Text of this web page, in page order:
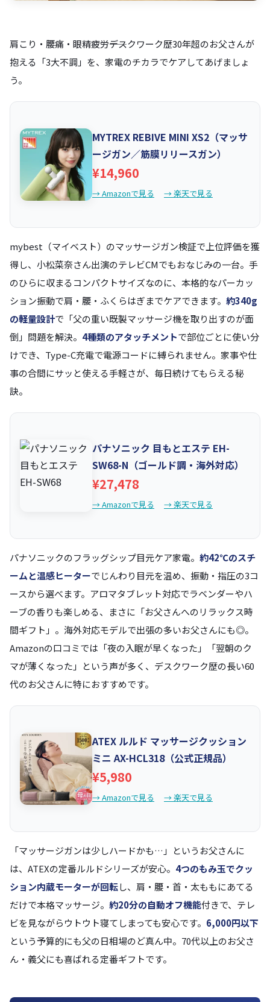
肩こり・腰痛・眼精疲労――デスクワーク歴30年超のお父さんが
抱える「3大不調」を、家電のチカラでケアしてあげましょ
う。
MYTREX REBIVE MINI XS2（マッサ
ージガン／筋膜リリースガン）
¥14,960
→ Amazonで見る → 楽天で見る
mybest（マイベスト）のマッサージガン検証で上位評価を獲
得し、小松菜奈さん出演のテレビCMでもおなじみの一台。手
のひらに収まるコンパクトサイズなのに、本格的なパーカッ
ション振動で肩・腰・ふくらはぎまでケアできます。 約340g
の軽量設計で「父の重い既製マッサージ機を取り出すのが面
倒」問題を解決。 4種類のアタッチメントで部位ごとに使い分
けでき、Type-C充電で電源コードに縛られません。家事や仕
事の合間にサッと使える手軽さが、毎日続けてもらえる秘
訣。
パナソニック 目もとエステ EH-
SW68-N（ゴールド調・海外対応）
¥27,478
→ Amazonで見る → 楽天で見る
パナソニックのフラッグシップ目元ケア家電。 約42℃のスチ
ームと温感ヒーターでじんわり目元を温め、振動・指圧の3コ
ースから選べます。アロマタブレット対応でラベンダーやハ
ーブの香りも楽しめる、まさに「お父さんへのリラックス時
間ギフト」。海外対応モデルで出張の多いお父さんにも◎。
Amazonの口コミでは「夜の入眠が早くなった」「翌朝のク
マが薄くなった」という声が多く、デスクワーク歴の長い60
代のお父さんに特におすすめです。
ATEX ルルド マッサージクッション
ミニ AX-HCL318（公式正規品）
¥5,980
→ Amazonで見る → 楽天で見る
「マッサージガンは少しハードかも…」というお父さんに
は、ATEXの定番ルルドシリーズが安心。 4つのもみ玉でクッ
ション内蔵モーターが回転し、肩・腰・首・太ももにあてる
だけで本格マッサージ。 約20分の自動オフ機能付きで、テレ
ビを見ながらウトウト寝てしまっても安心です。 6,000円以下
という予算的にも父の日相場のど真ん中。70代以上のお父さ
ん・義父にも喜ばれる定番ギフトです。